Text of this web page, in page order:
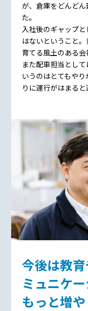
が、倉庫をどんど
た。
入社後のギャップ
はないということ
育てる風土のある会
また配車担当とし
いうのはとてもや
りに運行がはまると
今後は教
ミュニケ
もっと増